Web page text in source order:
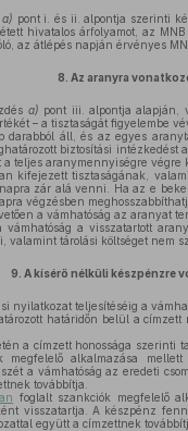
a) pont i. és ii. alpontja szerinti
hivatalos árfolyamot, az
az átlépés napján érvényes
8. Az aranyra
a) pont iii. alpontja alapján,
– a tisztaságát figyelembe
darabból áll, és az egyes
biztosítási
teljes aranymennyiségre végre
kifejezett tisztaságának,
zár alá venni. Ha az e
végzésben
a vámhatóság az aranyat
a visszatartott
tárolási költséget nem
9. A kísérő nélküli készpénzre
nyilatkozat teljesítéséig a
határidőn belül a
a címzett honossága
megfelelő alkalmazása
a vámhatóság az eredeti
továbbítja.
foglalt szankciók megfelelő
visszatartja. A készpénz
együtt a címzettnek